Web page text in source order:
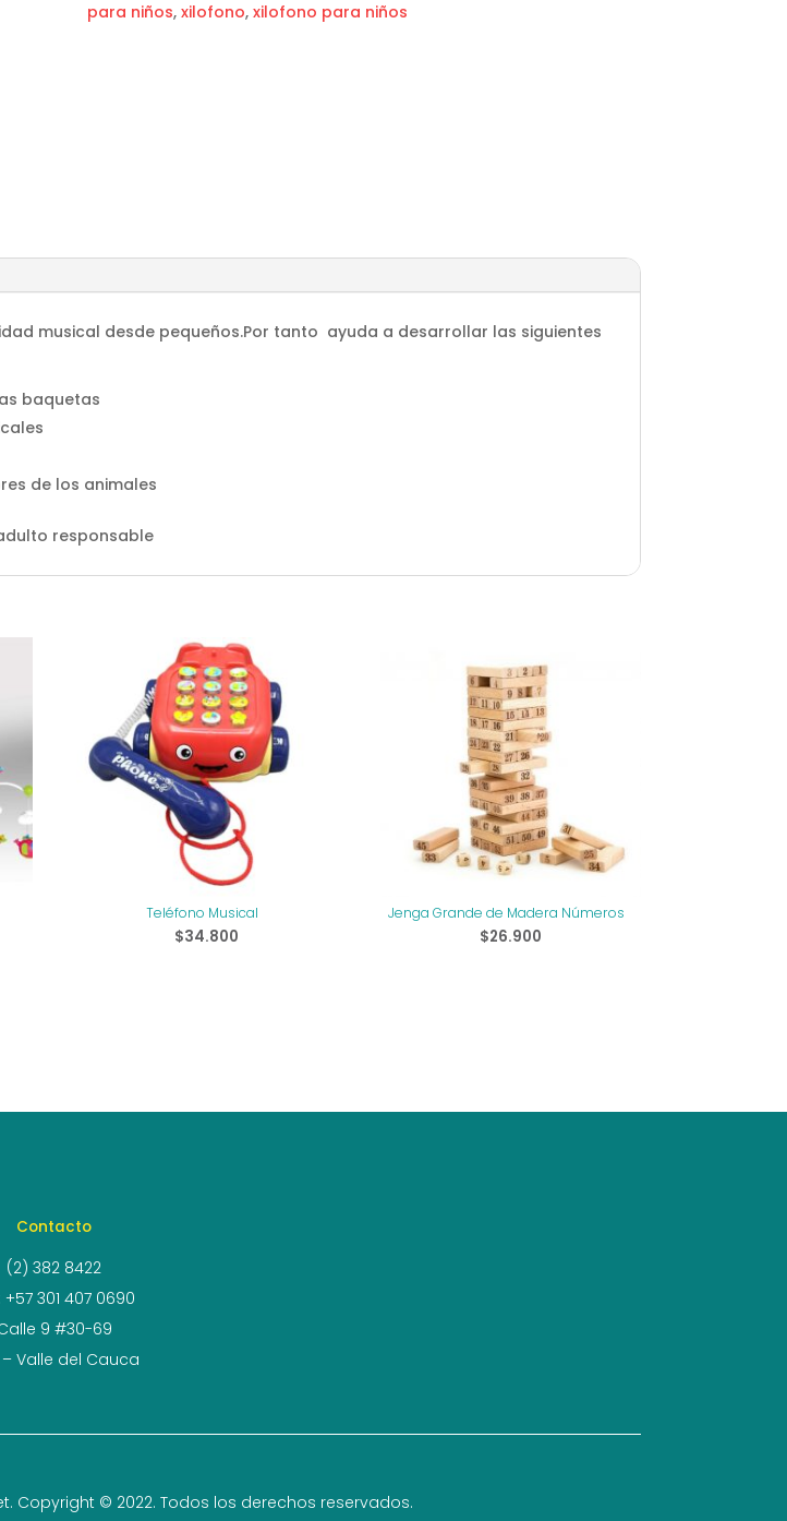
para niños, xilofono, xilofono para niños
musical desde pequeños.Por tanto ayuda a desarrollar las siguientes
baquetas
de los animales
responsable
Teléfono Musical
$34.800
Jenga Grande de Madera Números
$26.900
Contacto
(2) 382 8422
+57 301 407 0690
9 #30-69
Valle del Cauca
Copyright © 2022. Todos los derechos reservados.